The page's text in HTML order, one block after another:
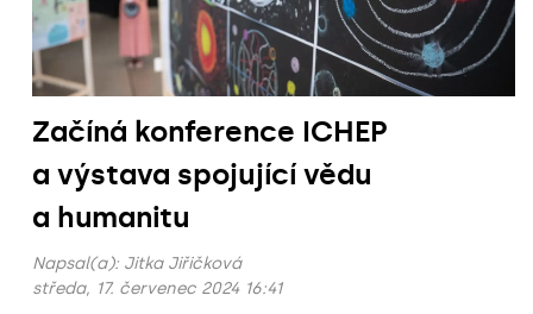
Začíná konference ICHEP
a výstava spojující vědu
a humanitu
Napsal(a): Jitka Jiřičková
středa, 17. červenec 2024 16:41